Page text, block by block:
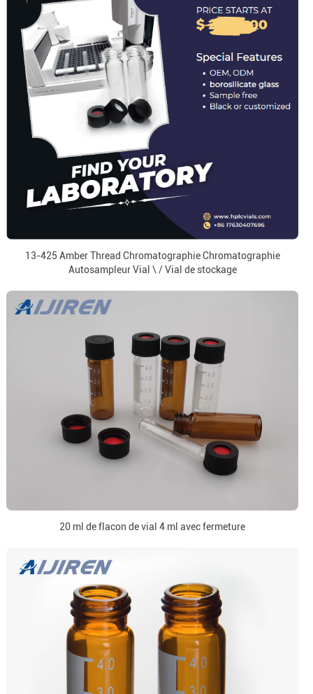
13-425 Amber Thread Chromatographie Chromatographie
Autosampleur Vial \ / Vial de stockage
20 ml de flacon de vial 4 ml avec fermeture